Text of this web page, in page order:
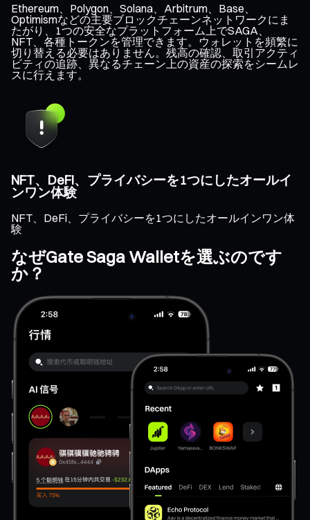
Ethereum、Polygon、Solana、Arbitrum、Base、
Optimismなどの主要ブロックチェーンネットワークにま
たがり、1つの安全なプラットフォーム上でSAGA、
NFT、各種トークンを管理できます。ウォレットを頻繁に
切り替える必要はありません。残高の確認、取引アクティ
ビティの追跡、異なるチェーン上の資産の探索をシームレ
スに行えます。
NFT、DeFi、プライバシーを1つにしたオールイ
ンワン体験
NFT、DeFi、プライバシーを1つにしたオールインワン体
験
なぜGate Saga Walletを選ぶのです
か？